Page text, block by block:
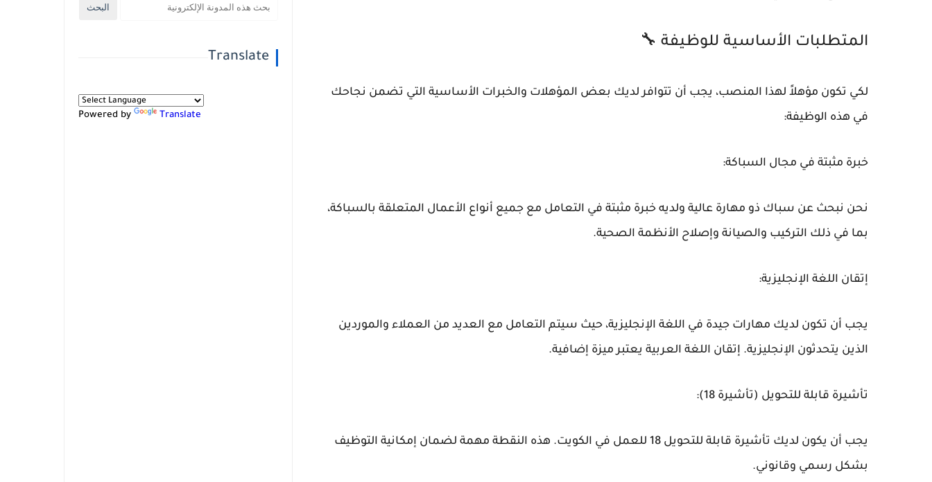
المتطلبات الأساسية للوظيفة 🔧
لكي تكون مؤهلاً لهذا المنصب، يجب أن تتوافر لديك بعض المؤهلات والخبرات الأساسية التي تضمن نجاحك
في هذه الوظيفة:
خبرة مثبتة في مجال السباكة:
نحن نبحث عن سباك ذو مهارة عالية ولديه خبرة مثبتة في التعامل مع جميع أنواع الأعمال المتعلقة بالسباكة،
بما في ذلك التركيب والصيانة وإصلاح الأنظمة الصحية.
إتقان اللغة الإنجليزية:
يجب أن تكون لديك مهارات جيدة في اللغة الإنجليزية، حيث سيتم التعامل مع العديد من العملاء والموردين
الذين يتحدثون الإنجليزية. إتقان اللغة العربية يعتبر ميزة إضافية.
تأشيرة قابلة للتحويل (تأشيرة 18):
يجب أن يكون لديك تأشيرة قابلة للتحويل 18 للعمل في الكويت. هذه النقطة مهمة لضمان إمكانية التوظيف
بشكل رسمي وقانوني.
Translate
Powered by Translate